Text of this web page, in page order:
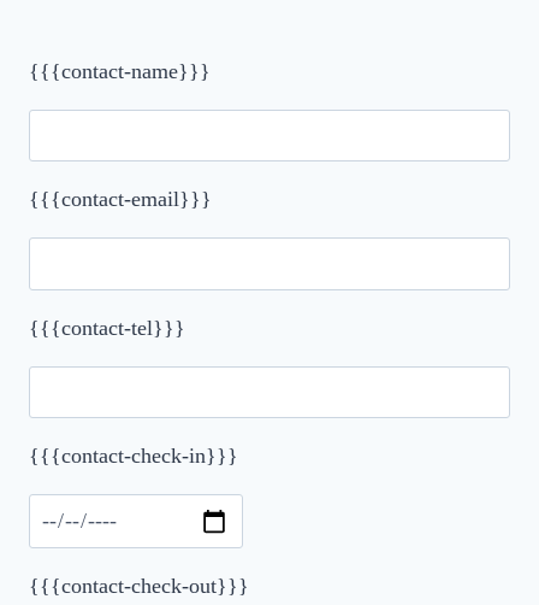
{{{contact-name}}}
{{{contact-email}}}
{{{contact-tel}}}
Please leave this field empty.
{{{contact-check-in}}}
{{{contact-check-out}}}